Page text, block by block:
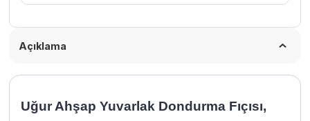
Açıklama
Uğur Ahşap Yuvarlak Dondurma Fıçısı,